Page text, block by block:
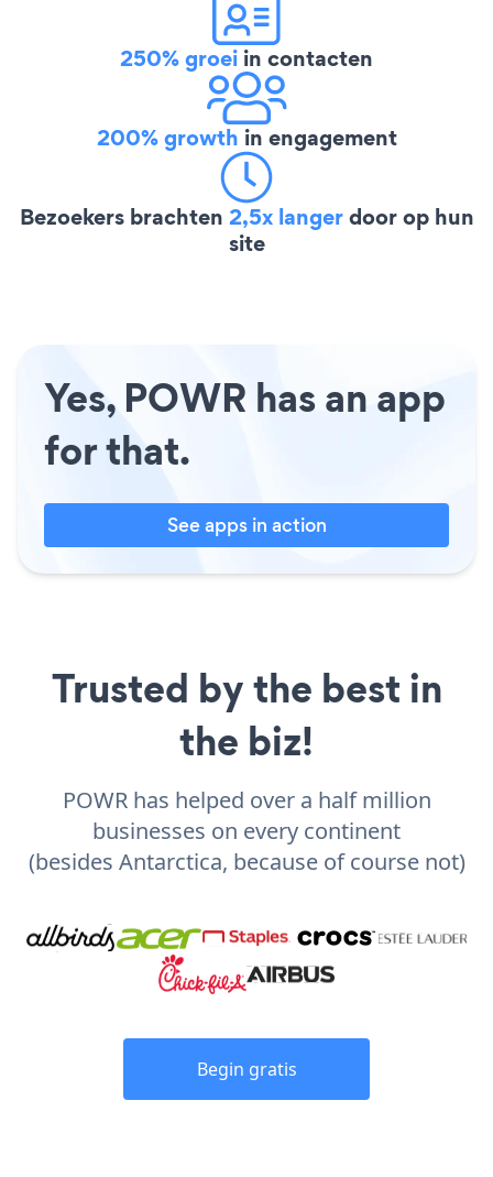
250% groei in contacten
200% growth in engagement
Bezoekers brachten 2,5x langerdoor op hun
site
Yes, POWR has an app
for that.
See apps in action
Trusted by the best in
the biz!
POWR has helped over a half million
businesses on every continent
(besides Antarctica, because of course not)
Begin gratis